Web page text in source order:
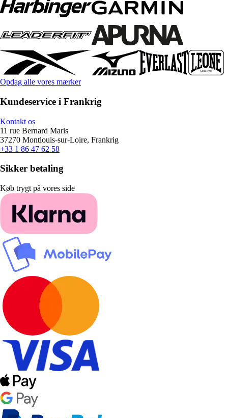
Opdag alle vores mærker
Kundeservice i Frankrig
Kontakt os
11 rue Bernard Maris
37270 Montlouis-sur-Loire, Frankrig
+33 1 86 47 62 58
Sikker betaling
Køb trygt på vores side